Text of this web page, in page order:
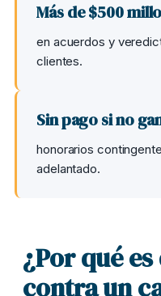
Más de $500
en acuerdos y
clientes.
Sin pago si no
honorarios
adelantado.
¿Por qué
contra un